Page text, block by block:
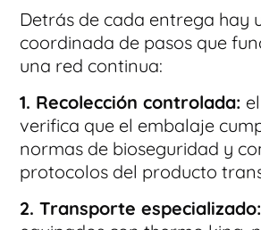
Detrás de cada entrega hay
coordinada de pasos que
una red continua:
1. Recolección controlada:
verifica que el embalaje
normas de bioseguridad y
protocolos del producto
2. Transporte